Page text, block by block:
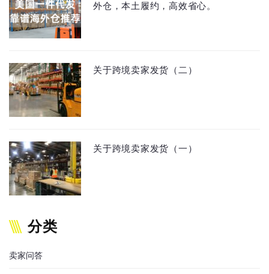
外仓，本土履约，高效省心。
关于跨境卖家发货（二）
关于跨境卖家发货（一）
分类
卖家问答